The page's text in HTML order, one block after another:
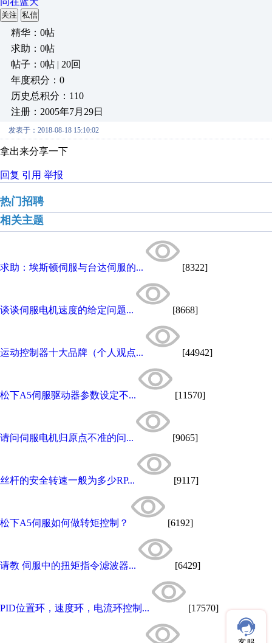
关注 私信
精华：0帖
求助：0帖
帖子：0帖 | 20回
年度积分：0
历史总积分：110
注册：2005年7月29日
发表于：2018-08-18 15:10:02
拿出来分享一下
回复 引用 举报
热门招聘
相关主题
求助：埃斯顿伺服与台达伺服的... [8322]
谈谈伺服电机速度的给定问题... [8668]
运动控制器十大品牌（个人观点... [44942]
松下A5伺服驱动器参数设定不... [11570]
请问伺服电机归原点不准的问... [9065]
丝杆的安全转速一般为多少RP... [9117]
松下A5伺服如何做转矩控制？ [6192]
请教 伺服中的扭矩指令滤波器... [6429]
PID位置环，速度环，电流环控制... [17570]